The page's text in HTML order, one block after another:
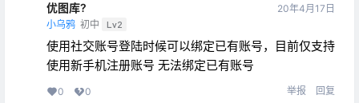
优图库?
小乌鸦 初中 Lv2
20年4月17日
使用社交账号登陆时候可以绑定已有账号，目前仅支持
使用新手机注册账号 无法绑定已有账号
0 0 举报 回复